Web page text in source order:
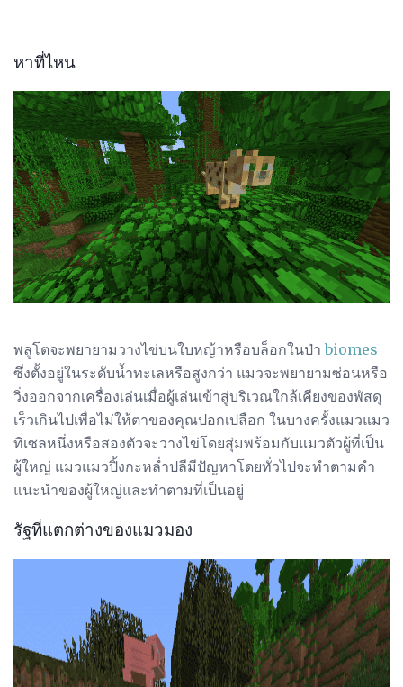
หาที่ไหน
พลูโตจะพยายามวางไข่บนใบหญ้าหรือบล็อกในป่าbiomes
ซึ่งตั้งอยู่ในระดับน้ำทะเลหรือสูงกว่า แมวจะพยายามซ่อนหรือ
วิ่งออกจากเครื่องเล่นเมื่อผู้เล่นเข้าสู่บริเวณใกล้เคียงของพัสดุ
เร็วเกินไปเพื่อไม่ให้ตาของคุณปอกเปลือก ในบางครั้งแมวแมว
ทิเซลหนึ่งหรือสองตัวจะวางไข่โดยสุ่มพร้อมกับแมวตัวผู้ที่เป็น
ผู้ใหญ่ แมวแมวปิ้งกะหล่ำปลีมีปัญหาโดยทั่วไปจะทำตามคำ
แนะนำของผู้ใหญ่และทำตามที่เป็นอยู่
รัฐที่แตกต่างของแมวมอง